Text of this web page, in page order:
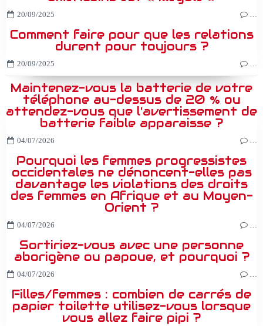
20/09/2025
Comment faire pour que les relations
durent pour toujours ?
20/09/2025
Maintenez-vous la batterie de votre
téléphone au-dessus de 20 % ou
attendez-vous que l'avertissement de
batterie faible apparaisse ?
04/07/2026
Pourquoi les femmes progressistes
occidentales ne dénoncent-elles pas
davantage les violations des droits
des femmes en Afrique et au Moyen-
Orient ?
04/07/2026
Sortiriez-vous avec une personne
aborigène ou papoue, et pourquoi ?
04/07/2026
Filles/femmes : combien de carrés de
papier toilette utilisez-vous lorsque
vous allez faire pipi ?